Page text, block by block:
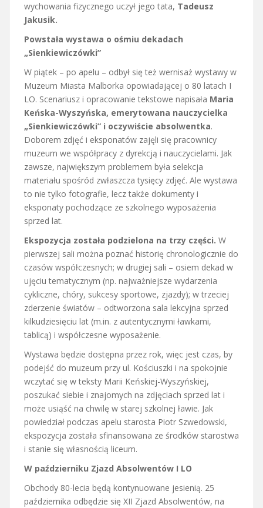
wychowania fizycznego uczył jego tata, Tadeusz
Jakusik.
Powstała wystawa o ośmiu dekadach
„Sienkiewiczówki”
W piątek – po apelu – odbył się też wernisaż wystawy w
Muzeum Miasta Malborka opowiadającej o 80 latach I
LO. Scenariusz i opracowanie tekstowe napisała Maria
Keńska-Wyszyńska, emerytowana nauczycielka
„Sienkiewiczówki” i oczywiście absolwentka.
Doborem zdjęć i eksponatów zajęli się pracownicy
muzeum we współpracy z dyrekcją i nauczycielami. Jak
zawsze, największym problemem była selekcja
materiału spośród zwłaszcza tysięcy zdjęć. Ale wystawa
to nie tylko fotografie, lecz także dokumenty i
eksponaty pochodzące ze szkolnego wyposażenia
sprzed lat.
Ekspozycja została podzielona na trzy części. W
pierwszej sali można poznać historię chronologicznie do
czasów współczesnych; w drugiej sali – osiem dekad w
ujęciu tematycznym (np. najważniejsze wydarzenia
cykliczne, chóry, sukcesy sportowe, zjazdy); w trzeciej
zderzenie światów – odtworzona sala lekcyjna sprzed
kilkudziesięciu lat (m.in. z autentycznymi ławkami,
tablicą) i współczesne wyposażenie.
Wystawa będzie dostępna przez rok, więc jest czas, by
podejść do muzeum przy ul. Kościuszki i na spokojnie
wczytać się w teksty Marii Keńskiej-Wyszyńskiej,
poszukać siebie i znajomych na zdjęciach sprzed lat i
może usiąść na chwilę w starej szkolnej ławie. Jak
powiedział podczas apelu starosta Piotr Szwedowski,
ekspozycja została sfinansowana ze środków starostwa
i stanie się własnością liceum.
W październiku Zjazd Absolwentów I LO
Obchody 80-lecia będą kontynuowane jesienią. 25
października odbędzie się XII Zjazd Absolwentów, na